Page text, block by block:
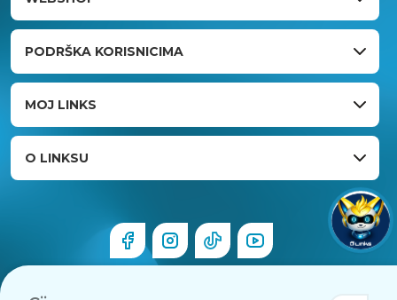
PODRŠKA KORISNICIMA
MOJ LINKS
O LINKSU